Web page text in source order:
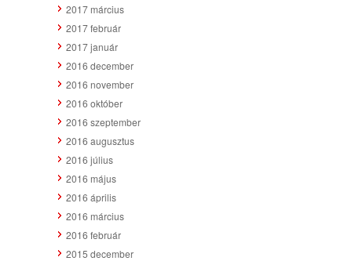
2017 március
2017 február
2017 január
2016 december
2016 november
2016 október
2016 szeptember
2016 augusztus
2016 július
2016 május
2016 április
2016 március
2016 február
2015 december